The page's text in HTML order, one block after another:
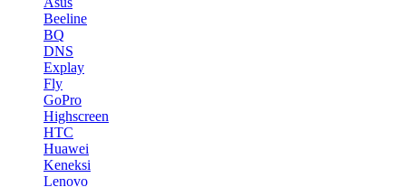
Beeline
BQ
DNS
Explay
Fly
GoPro
Highscreen
HTC
Huawei
Keneksi
Lenovo